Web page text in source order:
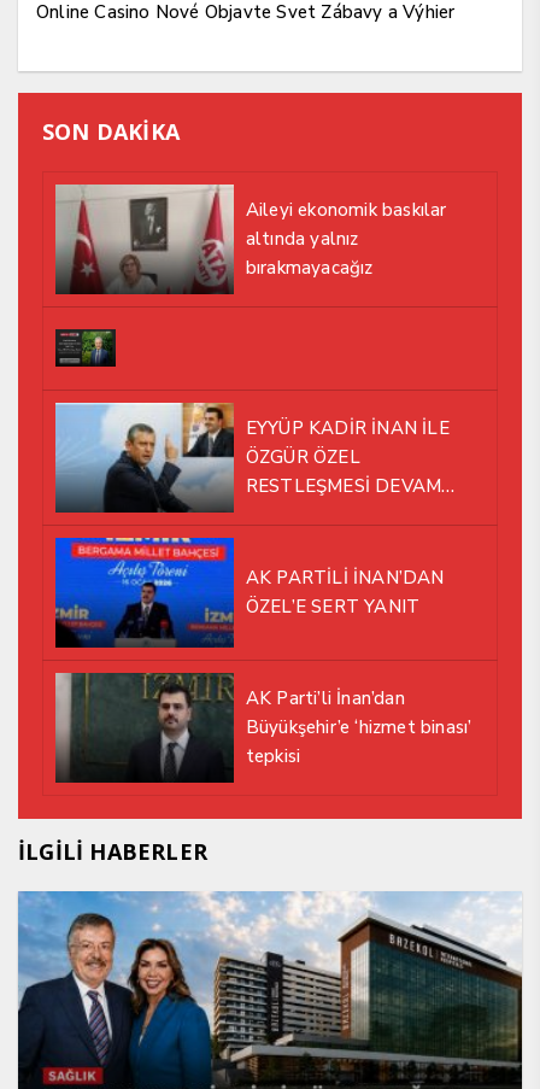
Online Casino Nové Objavte Svet Zábavy a Výhier
SON DAKİKA
Aileyi ekonomik baskılar
altında yalnız
bırakmayacağız
EYYÜP KADİR İNAN İLE
ÖZGÜR ÖZEL
RESTLEŞMESİ DEVAM
AK PARTİLİ İNAN’DAN
ÖZEL’E SERT YANIT
AK Parti’li İnan’dan
Büyükşehir’e ‘hizmet binası’
tepkisi
İLGİLİ HABERLER